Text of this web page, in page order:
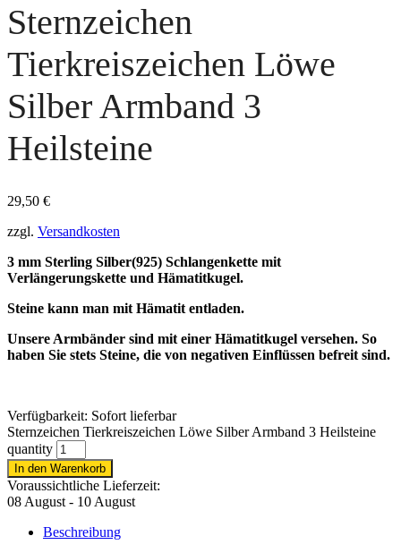
Sternzeichen
Tierkreiszeichen Löwe
Silber Armband 3
Heilsteine
29,50 €
zzgl. Versandkosten
3 mm Sterling Silber(925) Schlangenkette mit
Verlängerungskette und Hämatitkugel.
Steine kann man mit Hämatit entladen.
Unsere Armbänder sind mit einer Hämatitkugel versehen. So
haben Sie stets Steine, die von negativen Einflüssen befreit sind.
Verfügbarkeit: Sofort lieferbar
Sternzeichen Tierkreiszeichen Löwe Silber Armband 3 Heilsteine
quantity
In den Warenkorb
Voraussichtliche Lieferzeit:
08 August - 10 August
Beschreibung